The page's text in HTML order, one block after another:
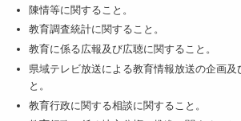
陳情等に関すること。
教育調査統計に関すること。
教育に係る広報及び広聴に関すること。
県域テレビ放送による教育情報放送の企画及
と。
教育行政に関する相談に関すること。